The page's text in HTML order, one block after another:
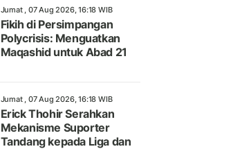
Jumat , 07 Aug 2026, 16:18 WIB
Fikih di Persimpangan
Polycrisis: Menguatkan
Maqashid untuk Abad 21
Jumat , 07 Aug 2026, 16:18 WIB
Erick Thohir Serahkan
Mekanisme Suporter
Tandang kepada Liga dan